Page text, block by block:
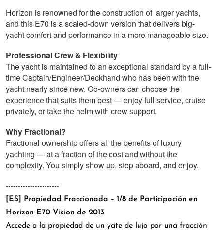
Horizon is renowned for the construction of larger yachts,
and this E70 is a scaled-down version that delivers big-
yacht comfort and performance in a more manageable size.
Professional Crew & Flexibility
The yacht is maintained to an exceptional standard by a full-
time Captain/Engineer/Deckhand who has been with the
yacht nearly since new. Co-owners can choose the
experience that suits them best — enjoy full service, cruise
privately, or take the helm with crew support.
Why Fractional?
Fractional ownership offers all the benefits of luxury
yachting — at a fraction of the cost and without the
complexity. You simply show up, step aboard, and enjoy.
----------------------
[ES] Propiedad Fraccionada – 1/8 de Participación en
Horizon E70 Vision de 2013
Accede a la propiedad de un yate de lujo por una fracción